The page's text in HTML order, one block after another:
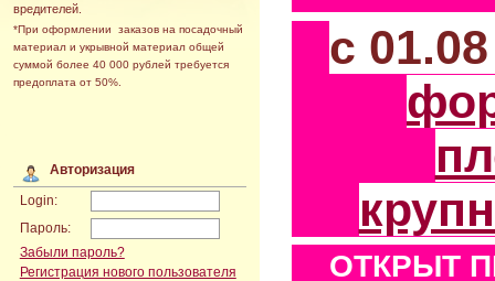
вредителей.
*При оформлении заказов на посадочный
материал и укрывной материал общей
суммой более 40 000 рублей требуется
предоплата от 50%.
Авторизация
Login:
Пароль:
Забыли пароль?
Регистрация нового пользователя
с
ОТКРЫТ